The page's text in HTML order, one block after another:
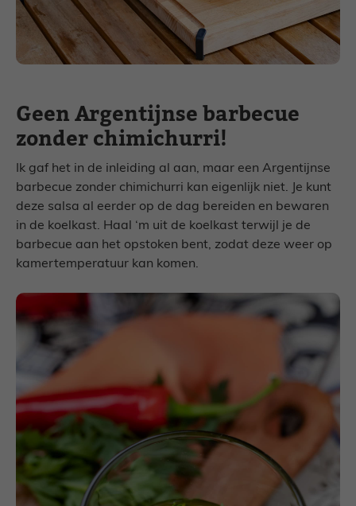
Geen Argentijnse barbecue
zonder chimichurri!
Ik gaf het in de inleiding al aan, maar een Argentijnse
barbecue zonder chimichurri kan eigenlijk niet. Je kunt
deze salsa al eerder op de dag bereiden en bewaren
in de koelkast. Haal ‘m uit de koelkast terwijl je de
barbecue aan het opstoken bent, zodat deze weer op
kamertemperatuur kan komen.